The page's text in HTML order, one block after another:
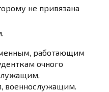
не привязана
работающим
очного
военнослужащим.